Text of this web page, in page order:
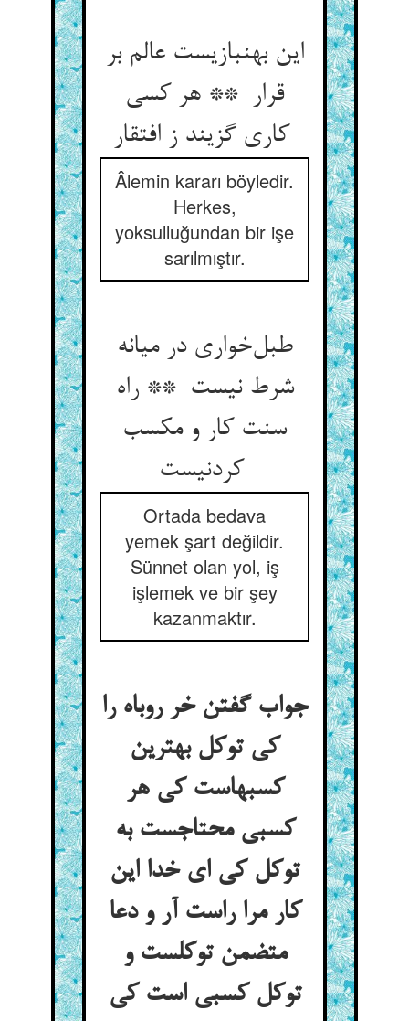
این بهنبازیست عالم بر
قرار ** هر کسی
کاری گزیند ز افتقار
Âlemin kararı böyledir.
Herkes,
yoksulluğundan bir işe
sarılmıştır.
طبل‌خواری در میانه
شرط نیست ** راه
سنت کار و مکسب
کردنیست
Ortada bedava
yemek şart değildir.
Sünnet olan yol, iş
işlemek ve bir şey
kazanmaktır.
جواب گفتن خر روباه را
کی توکل بهترین
کسبهاست کی هر
کسبی محتاجست به
توکل کی ای خدا این
کار مرا راست آر و دعا
متضمن توکلست و
توکل کسبی است کی